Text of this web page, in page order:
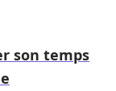
son temps